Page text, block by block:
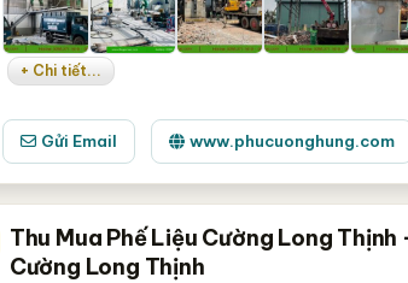
+ Chi tiết...
Gửi Email www.phucuonghung.com
Thu Mua Phế Liệu Cường Long Thịnh
Cường Long Thịnh